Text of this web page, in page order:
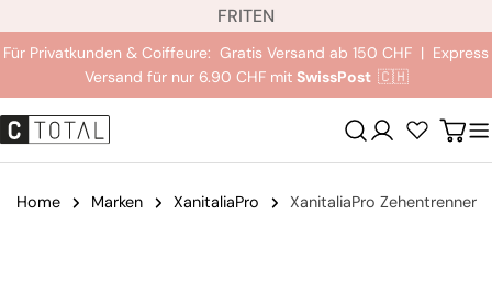
p
r
a
c
h
EN
IT
FR
Für Privatkunden & Coiffeure: Gratis Versand ab 150 CHF | Express
Versand für nur 6.90 CHF mit SwissPost 🇨🇭
Anmeldung
Home Marken XanitaliaPro XanitaliaPro Zehentrenner